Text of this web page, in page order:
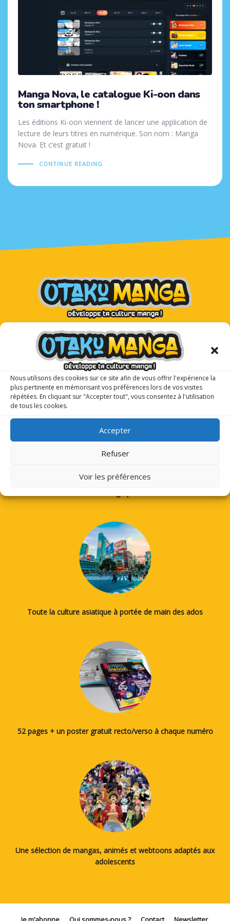
Nous utilisons des cookies sur ce site afin de vous offrir l'expérience la
plus pertinente en mémorisant vos préférences lors de vos visites
répétées. En cliquant sur "Accepter tout", vous consentez à l'utilisation
de tous les cookies.
Accepter
Refuser
Voir les préférences
Manga Nova, le catalogue Ki-oon dans
ton smartphone !
Les éditions Ki-oon viennent de lancer une application de
lecture de leurs titres en numérique. Son nom : Manga
Nova. Et c’est gratuit !
CONTINUE READING
Otaku Manga : le premier
magazine manga pour les ados !
Des tutos pour apprendre à dessiner des mangas, le japonais
Toute la culture asiatique à portée de main des ados
52 pages + un poster gratuit recto/verso à chaque numéro
Une sélection de mangas, animés et webtoons adaptés aux
adolescents